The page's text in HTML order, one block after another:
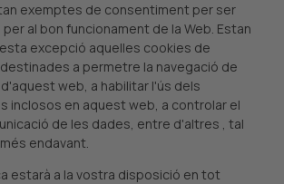
exemptes de consentiment per ser
al bon funcionament de la Web. Estan
excepció aquelles cookies de
a permetre la navegació de
web, a habilitar l'ús dels
inclosos en aquest web, a controlar el
de les dades, entre d'altres , tal
endavant.
estarà a la vostra disposició en tot